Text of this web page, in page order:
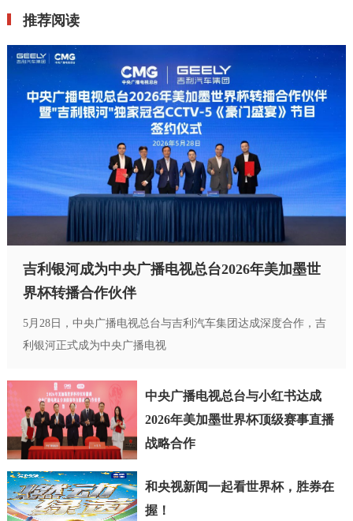
推荐阅读
吉利银河成为中央广播电视总台2026年美加墨世
界杯转播合作伙伴
5月28日，中央广播电视总台与吉利汽车集团达成深度合作，吉
利银河正式成为中央广播电视
中央广播电视总台与小红书达成
2026年美加墨世界杯顶级赛事直播
战略合作
和央视新闻一起看世界杯，胜券在
握！